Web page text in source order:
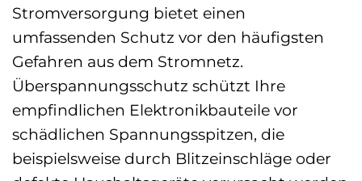
Stromversorgung bietet einen
umfassenden Schutz vor den häufigsten
Gefahren aus dem Stromnetz.
Überspannungsschutz schützt Ihre
empfindlichen Elektronikbauteile vor
schädlichen Spannungsspitzen, die
beispielsweise durch Blitzeinschläge oder